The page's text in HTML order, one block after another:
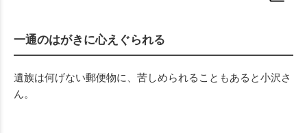
一通のはがきに心えぐられる
遺族は何げない郵便物に、苦しめられることもあると小沢さ
ん。